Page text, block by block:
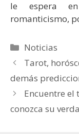
le espera
romanticismo,
Categorías
Noticias
Tarot,
demás
Encuentre
conozca su